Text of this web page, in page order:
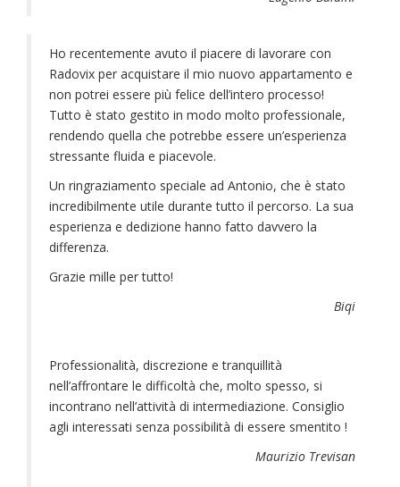
Ho recentemente avuto il piacere di lavorare con
Radovix per acquistare il mio nuovo appartamento e
non potrei essere più felice dell’intero processo!
Tutto è stato gestito in modo molto professionale,
rendendo quella che potrebbe essere un’esperienza
stressante fluida e piacevole.
Un ringraziamento speciale ad Antonio, che è stato
incredibilmente utile durante tutto il percorso. La sua
esperienza e dedizione hanno fatto davvero la
differenza.
Grazie mille per tutto!
Biqi
Professionalità, discrezione e tranquillità
nell’affrontare le difficoltà che, molto spesso, si
incontrano nell’attività di intermediazione. Consiglio
agli interessati senza possibilità di essere smentito !
Maurizio Trevisan